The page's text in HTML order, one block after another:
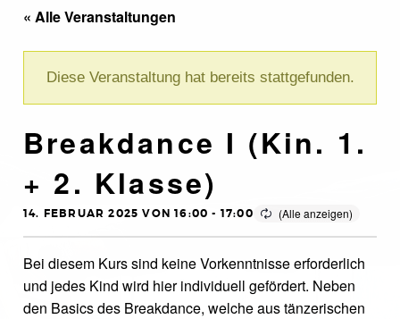
« Alle Veranstaltungen
Diese Veranstaltung hat bereits stattgefunden.
Breakdance I (Kin. 1.
+ 2. Klasse)
14. FEBRUAR 2025 VON 16:00 - 17:00
Bei diesem Kurs sind keine Vorkenntnisse erforderlich
und jedes Kind wird hier individuell gefördert. Neben
den Basics des Breakdance, welche aus tänzerischen